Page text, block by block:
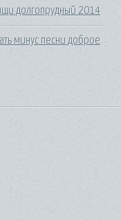
долгопрудный 2014
минус песни доброе